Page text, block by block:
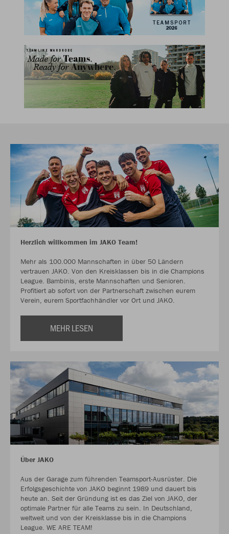
Herzlich willkommen im JAKO Team!
Mehr als 100.000 Mannschaften in über 50 Ländern
vertrauen JAKO. Von den Kreisklassen bis in die Champions
League. Bambinis, erste Mannschaften und Senioren.
Profitiert ab sofort von der Partnerschaft zwischen eurem
Verein, eurem Sportfachhändler vor Ort und JAKO.
MEHR LESEN
Über JAKO
Aus der Garage zum führenden Teamsport-Ausrüster. Die
Erfolgsgeschichte von JAKO beginnt 1989 und dauert bis
heute an. Seit der Gründung ist es das Ziel von JAKO, der
optimale Partner für alle Teams zu sein. In Deutschland,
weltweit und von der Kreisklasse bis in die Champions
League. WE ARE TEAM!